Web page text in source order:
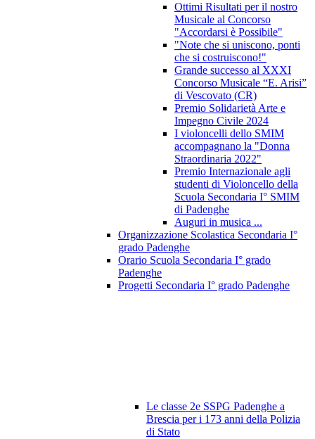
Ottimi Risultati per il nostro
Musicale al Concorso
"Accordarsi è Possibile"
"Note che si uniscono, ponti
che si costruiscono!"
Grande successo al XXXI
Concorso Musicale “E. Arisi”
di Vescovato (CR)
Premio Solidarietà Arte e
Impegno Civile 2024
I violoncelli dello SMIM
accompagnano la "Donna
Straordinaria 2022"
Premio Internazionale agli
studenti di Violoncello della
Scuola Secondaria I° SMIM
di Padenghe
Auguri in musica ...
Organizzazione Scolastica Secondaria I°
grado Padenghe
Orario Scuola Secondaria I° grado
Padenghe
Progetti Secondaria I° grado Padenghe
Le classe 2e SSPG Padenghe a
Brescia per i 173 anni della Polizia
di Stato